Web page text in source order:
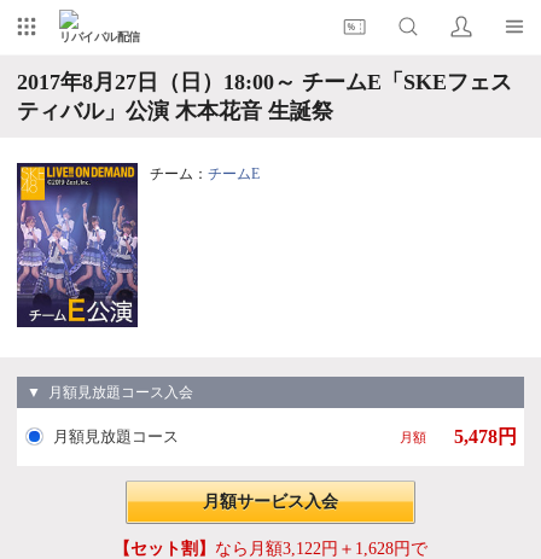
リバイバル配信
2017年8月27日（日）18:00～ チームE「SKEフェス
ティバル」公演 木本花音 生誕祭
チーム： チームE
▼ 月額見放題コース入会
月額見放題コース 月額 5,478円
月額サービス入会
【セット割】 なら月額3,122円＋1,628円で